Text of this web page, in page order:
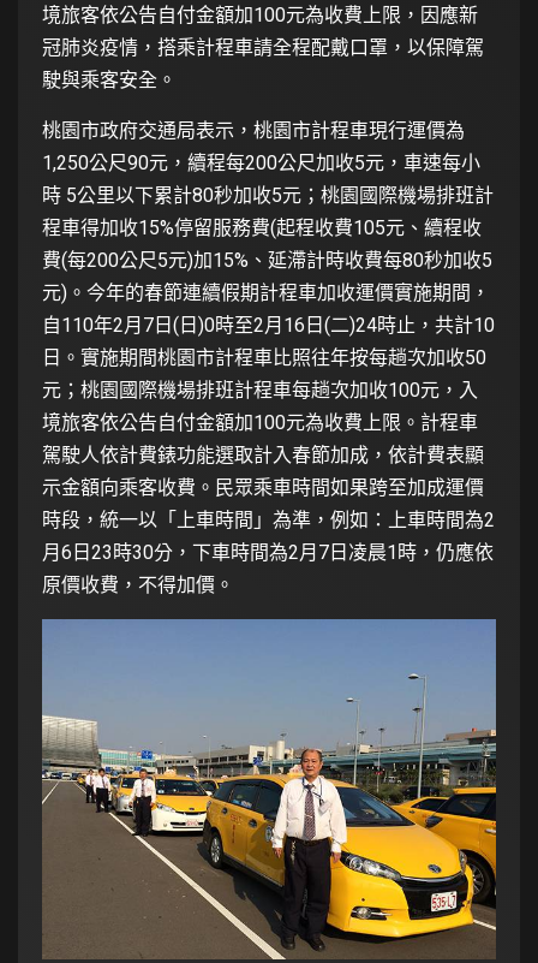
境旅客依公告自付金額加100元為收費上限，因應新
冠肺炎疫情，搭乘計程車請全程配戴口罩，以保障駕
駛與乘客安全。
桃園市政府交通局表示，桃園市計程車現行運價為
1,250公尺90元，續程每200公尺加收5元，車速每小
時 5公里以下累計80秒加收5元；桃園國際機場排班計
程車得加收15%停留服務費(起程收費105元、續程收
費(每200公尺5元)加15%、延滯計時收費每80秒加收5
元)。今年的春節連續假期計程車加收運價實施期間，
自110年2月7日(日)0時至2月16日(二)24時止，共計10
日。實施期間桃園市計程車比照往年按每趟次加收50
元；桃園國際機場排班計程車每趟次加收100元，入
境旅客依公告自付金額加100元為收費上限。計程車
駕駛人依計費錶功能選取計入春節加成，依計費表顯
示金額向乘客收費。民眾乘車時間如果跨至加成運價
時段，統一以「上車時間」為準，例如：上車時間為2
月6日23時30分，下車時間為2月7日凌晨1時，仍應依
原價收費，不得加價。